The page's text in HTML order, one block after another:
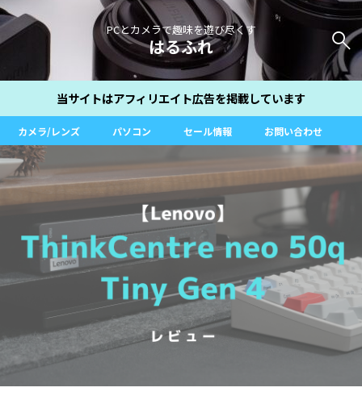
PCとカメラで趣味を遊び尽くす
はるふれ
当サイトはアフィリエイト広告を掲載しています
カメラ/レンズ パソコン セール情報 お問い合わせ